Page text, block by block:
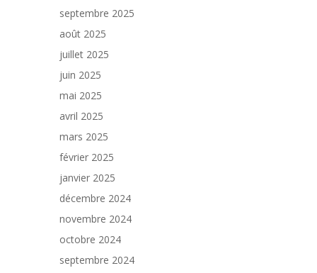
septembre 2025
août 2025
juillet 2025
juin 2025
mai 2025
avril 2025
mars 2025
février 2025
janvier 2025
décembre 2024
novembre 2024
octobre 2024
septembre 2024